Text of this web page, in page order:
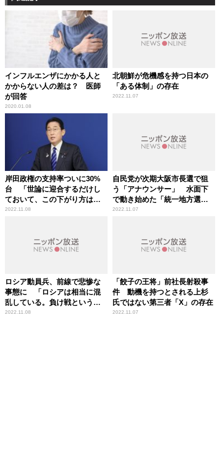
インフルエンザにかかる人と
かからない人の差は？ 医師
が回答
2020.01.08
北朝鮮が危機感を持つ日本の
「ある体制」の存在
2022.11.07
岸田政権の支持率ついに30%
台 「世論に迎合するだけし
ておいて、この下がり方は駄
目だ」辛坊治郎が指摘
2022.11.08
自民党が次期大阪市長選で狙
う「アナウンサー」 水面下
で動き始めた「統一地方選
挙」
2022.11.07
ロシア動員兵、前線で悲惨な
事態に 「ロシアは相当に混
乱している。負け戦という感
じだ」辛坊治郎が指摘
2022.11.08
「餃子の王将」前社長射殺事
件 動機を持つとされる上杉
氏ではない第三者「X」の存在
2022.11.07